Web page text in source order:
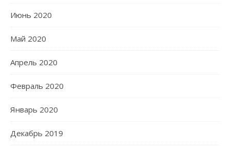
Июнь 2020
Май 2020
Апрель 2020
Февраль 2020
Январь 2020
Декабрь 2019